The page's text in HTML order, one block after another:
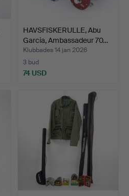
HAVSFISKERULLE, Abu
Garcia, Ambassadeur 70…
Klubbades 14 jan 2026
3 bud
74 USD